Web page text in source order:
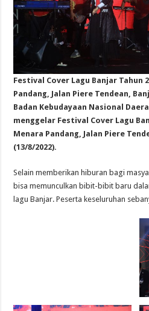
Festival Cover Lagu Banjar Tahun
Pandang, Jalan Piere Tendean,
Badan Kebudayaan Nasional
menggelar Festival Cover Lagu
Menara Pandang, Jalan Piere
(13/8/2022).
Selain memberikan hiburan bagi
bisa memunculkan bibit-bibit baru
lagu Banjar. Peserta keseluruhan